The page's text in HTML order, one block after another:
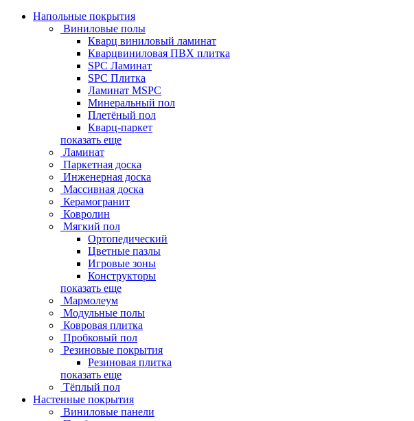
Напольные покрытия
Виниловые полы
Кварц виниловый ламинат
Кварцвиниловая ПВХ плитка
SPC Ламинат
SPC Плитка
Ламинат MSPC
Минеральный пол
Плетёный пол
Кварц-паркет
показать еще
Ламинат
Паркетная доска
Инженерная доска
Массивная доска
Керамогранит
Ковролин
Мягкий пол
Ортопедический
Цветные пазлы
Игровые зоны
Конструкторы
показать еще
Мармолеум
Модульные полы
Ковровая плитка
Пробковый пол
Резиновые покрытия
Резиновая плитка
показать еще
Тёплый пол
Настенные покрытия
Виниловые панели